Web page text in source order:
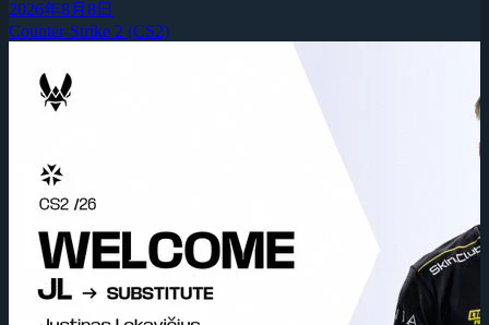
2026年8月8日
Counter-Strike 2 (CS2)